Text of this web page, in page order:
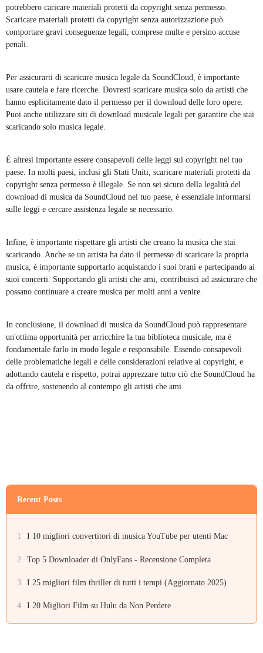
potrebbero caricare materiali protetti da copyright senza permesso.
Scaricare materiali protetti da copyright senza autorizzazione può
comportare gravi conseguenze legali, comprese multe e persino accuse
penali.
Per assicurarti di scaricare musica legale da SoundCloud, è importante
usare cautela e fare ricerche. Dovresti scaricare musica solo da artisti che
hanno esplicitamente dato il permesso per il download delle loro opere.
Puoi anche utilizzare siti di download musicale legali per garantire che stai
scaricando solo musica legale.
È altresì importante essere consapevoli delle leggi sul copyright nel tuo
paese. In molti paesi, inclusi gli Stati Uniti, scaricare materiali protetti da
copyright senza permesso è illegale. Se non sei sicuro della legalità del
download di musica da SoundCloud nel tuo paese, è essenziale informarsi
sulle leggi e cercare assistenza legale se necessario.
Infine, è importante rispettare gli artisti che creano la musica che stai
scaricando. Anche se un artista ha dato il permesso di scaricare la propria
musica, è importante supportarlo acquistando i suoi brani e partecipando ai
suoi concerti. Supportando gli artisti che ami, contribuisci ad assicurare che
possano continuare a creare musica per molti anni a venire.
In conclusione, il download di musica da SoundCloud può rappresentare
un'ottima opportunità per arricchire la tua biblioteca musicale, ma è
fondamentale farlo in modo legale e responsabile. Essendo consapevoli
delle problematiche legali e delle considerazioni relative al copyright, e
adottando cautela e rispetto, potrai apprezzare tutto ciò che SoundCloud ha
da offrire, sostenendo al contempo gli artisti che ami.
Recent Posts
1 I 10 migliori convertitori di musica YouTube per utenti Mac
2 Top 5 Downloader di OnlyFans - Recensione Completa
3 I 25 migliori film thriller di tutti i tempi (Aggiornato 2025)
4 I 20 Migliori Film su Hulu da Non Perdere